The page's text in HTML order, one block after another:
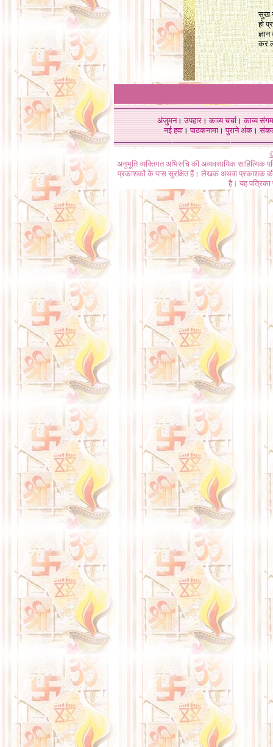
सुख
हो
कर
अंजुमन।उपहार।काव्य चर्चा।काव्य संगम
नई हवा। पाठकनामा। पुराने अंक।
अनुभूति व्यक्तिगत अभिरुचि की अव्यवसायिक
प्रकाशकों के पास सुरक्षित हैं। लेखक अथवा प्रकाशक की
है। यह पत्रिका